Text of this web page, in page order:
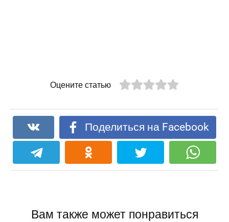
Оцените статью
Поделиться на Facebook
Вам также может понравиться